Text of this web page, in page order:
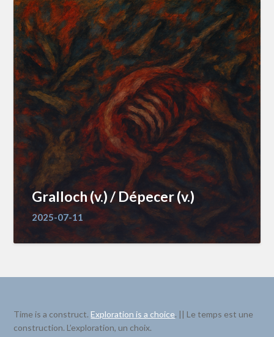
Gralloch (v.) / Dépecer (v.)
2025-07-11
Time is a construct.Exploration is a choice. || Le temps est une
construction. L’exploration, un choix.